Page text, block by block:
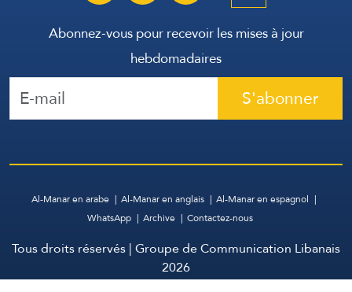
Abonnez-vous pour recevoir les mises à jour
hebdomadaires
S'abonner
Al-Manar en arabe Al-Manar en anglais
Al-Manar en espagnol
WhatsApp
Archive Contactez-nous
Tous droits réservés | Groupe de Communication Libanais
2026